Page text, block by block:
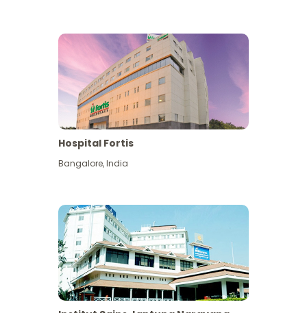
Hospital Fortis
Bangalore,India